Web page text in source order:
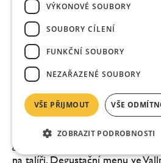
Vallmo bez Makovičky:
efektem
Pražské Vallmo vstupuje do
gest, bez snahy šokovat, ale s
na talíři. Degustační menu ve
VÝKONOVÉ SOUBORY
SOUBORY CÍLENÍ
FUNKČNÍ SOUBORY
NEZAŘAZENÉ SOUBORY
VŠE PŘIJMOUT VŠE
ZOBRAZIT PODROBNOSTI